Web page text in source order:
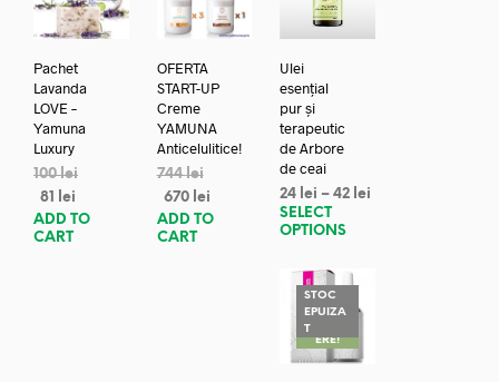
Pachet
Lavanda
LOVE –
Yamuna
Luxury
100lei
81
lei
ADD TO
CART
OFERTA
START-UP
Creme
YAMUNA
Anticelulitice!
744lei
670 lei
ADD TO
CART
Ulei
esențial
pur și
terapeutic
de Arbore
de ceai
24 lei –42 lei
SELECT
OPTIONS
STOC
EPUIZA
TREDUC
ERE!